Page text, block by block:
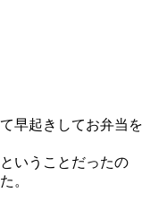
早起きしてお弁当を
いうことだったの
。